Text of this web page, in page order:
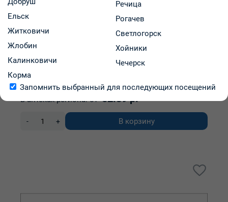
Полматин таблетки п/о 20мг упаковка №28
Код: 32729
В аптеках региона: от 52.89 р.
- + В корзину
Ельск
Житковичи
Жлобин
Калинковичи
Корма
Речица
Рогачев
Светлогорск
Хойники
Чечерск
Запомнить выбранный для последующих посещений